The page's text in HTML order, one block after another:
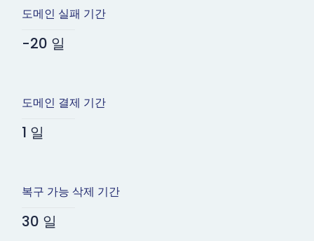
도메인 실패 기간
-20 일
도메인 결제 기간
1 일
복구 가능 삭제 기간
30 일